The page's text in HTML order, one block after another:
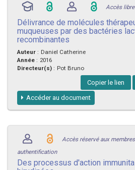
Accès libre
Délivrance de molécules
muqueuses par des bactéries
recombinantes
Auteur : Daniel Catherine
Année : 2016
Directeur(s) : Pot Bruno
Copier le lien
Accéder au document
Accès réservé aux
authentification
Des processus d'action